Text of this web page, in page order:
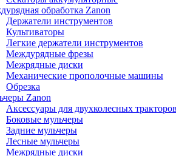
обработка Zanon
Держатели инструментов
Культиваторы
Легкие держатели инструментов
Междурядные фрезы
Межрядные диски
Механические прополочные машины
Обрезка
Zanon
Аксессуары для двухколесных тракторов
Боковые мульчеры
Задние мульчеры
Лесные мульчеры
Межрядные диски